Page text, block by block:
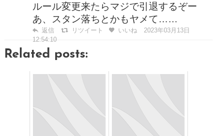
ルール変更来たらマジで引退するぞー
あ、スタン落ちとかもヤメて……
返信 リツイート いいね
2023年03月13日
12:54:10
Related posts: